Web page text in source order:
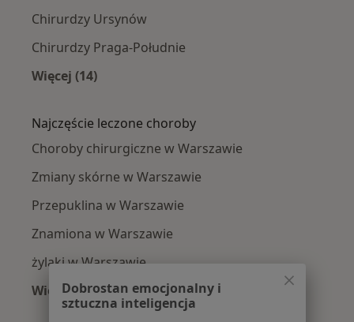
Chirurdzy Ursynów
Chirurdzy Praga-Południe
Więcej (14)
Najczęście leczone choroby
Choroby chirurgiczne w Warszawie
Zmiany skórne w Warszawie
Przepuklina w Warszawie
Znamiona w Warszawie
żylaki w Warszawie
Więcej (15)
Więcej w kategorii: Najczęście leczone
Dobrostan emocjonalny i
sztuczna inteligencja